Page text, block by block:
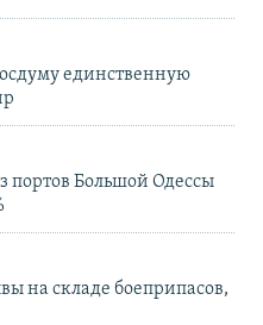
единственную
портов Большой Одессы
на складе боеприпасов,